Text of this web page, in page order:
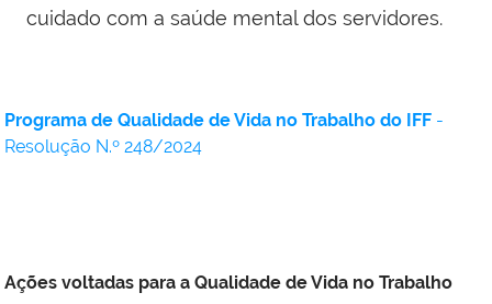
cuidado com a saúde mental dos servidores.
Programa de Qualidade de Vida no Trabalho do IFF -
Resolução N.º 248/2024
Ações voltadas para a Qualidade de Vida no Trabalho